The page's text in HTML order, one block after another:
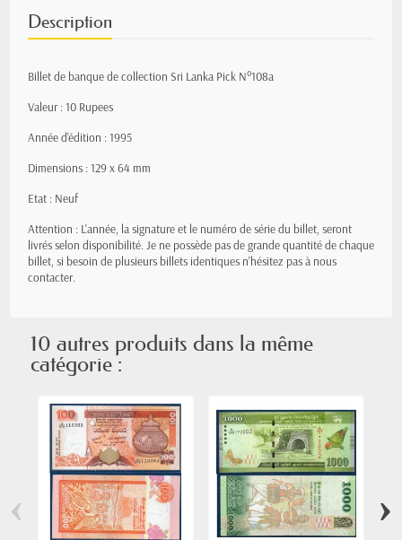
Description
Billet de banque de collection Sri Lanka Pick N°108a
Valeur : 10 Rupees
Année d'édition : 1995
Dimensions : 129 x 64 mm
Etat : Neuf
Attention : L'année, la signature et le numéro de série du billet, seront
livrés selon disponibilité. Je ne possède pas de grande quantité de chaque
billet, si besoin de plusieurs billets identiques n'hésitez pas à nous
contacter.
10 autres produits dans la même
catégorie :
‹ ›